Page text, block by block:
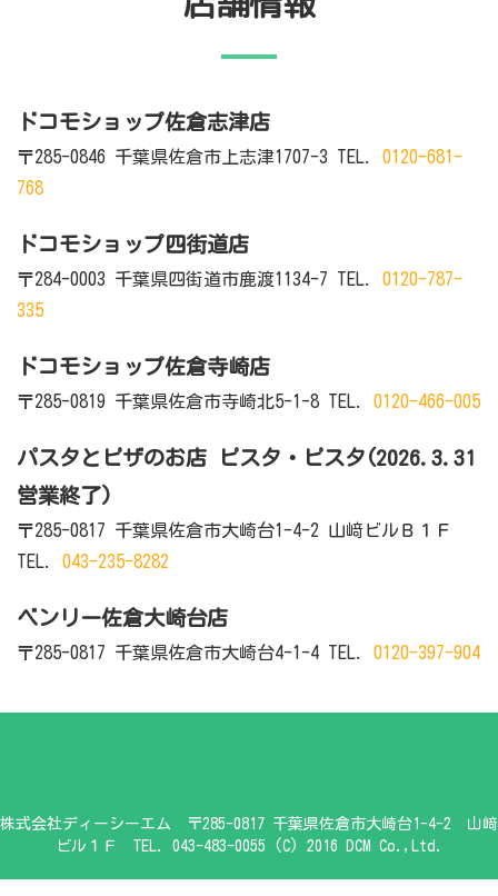
ドコモショップ佐倉志津店
〒285-0846 千葉県佐倉市上志津1707-3 TEL. 0120-681-
768
ドコモショップ四街道店
〒284-0003 千葉県四街道市鹿渡1134-7 TEL. 0120-787-
335
ドコモショップ佐倉寺崎店
〒285-0819 千葉県佐倉市寺崎北5-1-8 TEL. 0120-466-005
パスタとピザのお店 ピスタ・ピスタ (2026.3.31
営業終了)
〒285-0817 千葉県佐倉市大崎台1-4-2 山﨑ビルＢ１Ｆ
TEL. 043-235-8282
ベンリー佐倉大崎台店
〒285-0817 千葉県佐倉市大崎台4-1-4 TEL. 0120-397-904
株式会社ディーシーエム 〒285-0817 千葉県佐倉市大崎台1-4-2 山﨑
ビル１Ｆ TEL. 043-483-0055 (C) 2016 DCM Co.,Ltd.